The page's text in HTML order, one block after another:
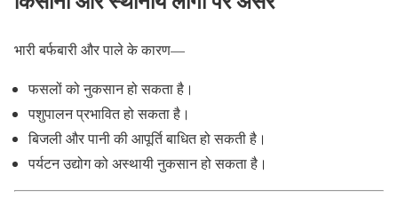
भारी बर्फबारी और पाले के कारण—
फसलों को नुकसान हो सकता है।
पशुपालन प्रभावित हो सकता है।
बिजली और पानी की आपूर्ति बाधित हो सकती है।
पर्यटन उद्योग को अस्थायी नुकसान हो सकता है।